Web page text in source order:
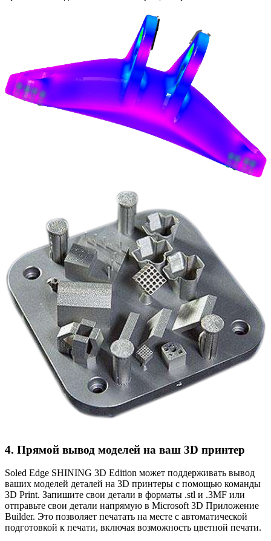
4. Прямой вывод моделей на ваш 3D принтер
Soled Edge SHINING 3D Edition может поддерживать вывод
ваших моделей деталей на 3D принтеры с помощью команды
3D Print. Запишите свои детали в форматы .stl и .3MF или
отправьте свои детали напрямую в Microsoft 3D Приложение
Builder. Это позволяет печатать на месте с автоматической
подготовкой к печати, включая возможность цветной печати.